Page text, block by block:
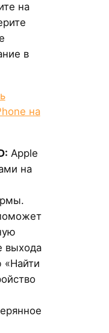
на
в
на
Apple
на
выхода
«Найти